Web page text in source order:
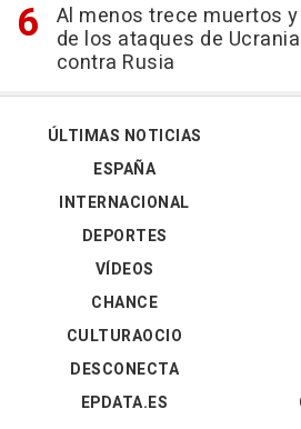
Al menos trece muertos
de los ataques de
contra Rusia
ÚLTIMAS NOTICIAS
ESPAÑA
INTERNACIONAL
DEPORTES
VÍDEOS
CHANCE
CULTURAOCIO
DESCONECTA
EPDATA.ES